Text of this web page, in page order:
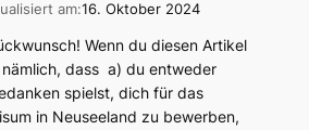
am:16. Oktober 2024
Wenn du diesen Artikel
dass a) du entweder
spielst, dich für das
in Neuseeland zu bewerben,